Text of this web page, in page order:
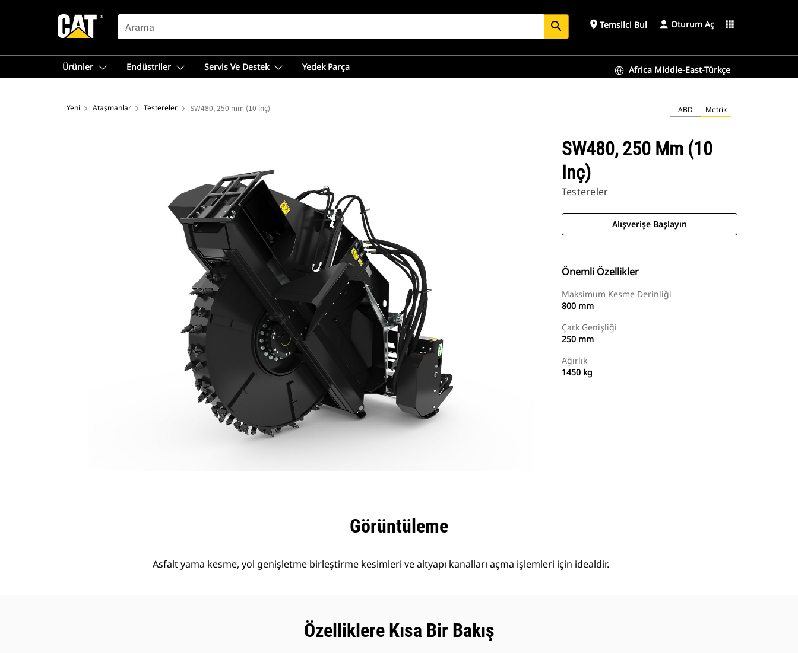
SEARCH search place Temsilci Bul Oturum Aç apps
Ürünler Endüstriler Servis Ve Destek Yedek Parça Africa Middle-East-Türkçe
Yeni Ataşmanlar Testereler SW480, 250 mm (10 inç) ABD Metrik
SW480, 250 Mm (10
Inç)
Testereler
Alışverişe Başlayın
Önemli Özellikler
Maksimum Kesme Derinliği
800 mm
Çark Genişliği
250 mm
Ağırlık
1450 kg
Görüntüleme
Asfalt yama kesme, yol genişletme birleştirme kesimleri ve altyapı kanalları açma işlemleri için idealdir.
Özelliklere Kısa Bir Bakış